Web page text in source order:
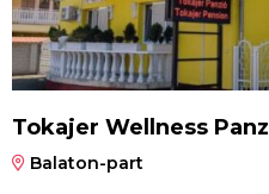
Tokajer Wellness
Balaton-part